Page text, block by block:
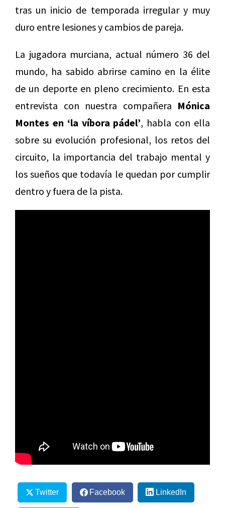
tras un inicio de temporada irregular y muy
duro entre lesiones y cambios de pareja.
La jugadora murciana, actual número 36 del
mundo, ha sabido abrirse camino en la élite
de un deporte en pleno crecimiento. En esta
entrevista con nuestra compañera Mónica
Montes en ‘la víbora pádel’, habla con ella
sobre su evolución profesional, los retos del
circuito, la importancia del trabajo mental y
los sueños que todavía le quedan por cumplir
dentro y fuera de la pista.
Twitter Facebook LinkedIn